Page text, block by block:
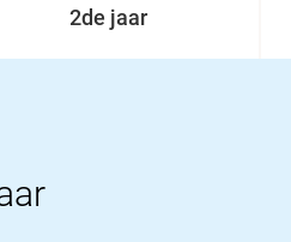
2de jaar